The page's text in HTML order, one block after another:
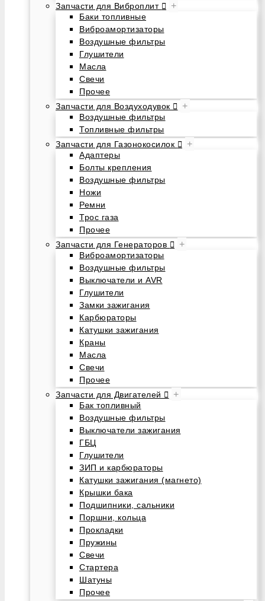
Запчасти для Виброплит
+
Баки топливные
Виброамортизаторы
Воздушные фильтры
Глушители
Масла
Свечи
Прочее
Запчасти для Воздуходувок
+
Воздушные фильтры
Топливные фильтры
Запчасти для Газонокосилок
+
Адаптеры
Болты крепления
Воздушные фильтры
Ножи
Ремни
Трос газа
Прочее
Запчасти для Генераторов
+
Виброамортизаторы
Воздушные фильтры
Выключатели и AVR
Глушители
Замки зажигания
Карбюраторы
Катушки зажигания
Краны
Масла
Свечи
Прочее
Запчасти для Двигателей
+
Бак топливный
Воздушные фильтры
Выключатели зажигания
ГБЦ
Глушители
ЗИП и карбюраторы
Катушки зажигания (магнето)
Крышки бака
Подшипники, сальники
Поршни, кольца
Прокладки
Пружины
Свечи
Стартера
Шатуны
Прочее